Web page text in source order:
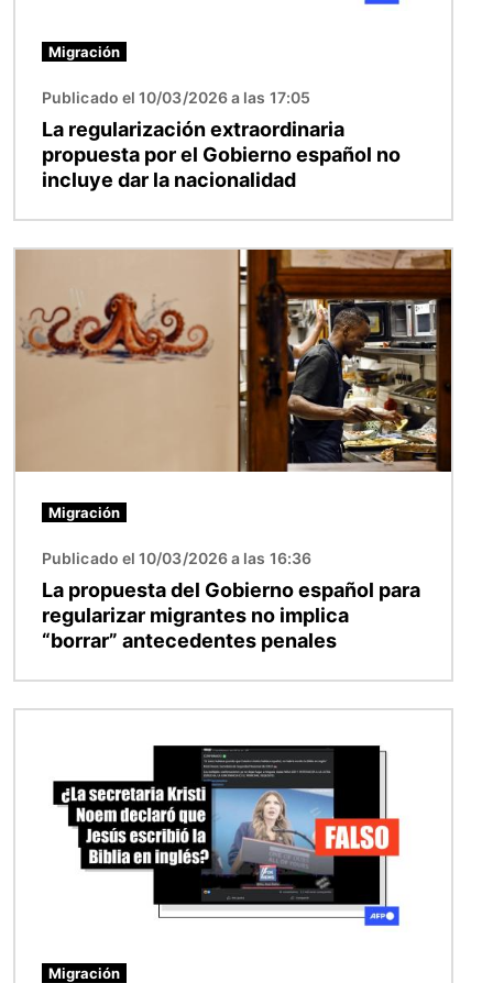
Migración
Publicado el 10/03/2026 a las 17:05
La regularización extraordinaria
propuesta por el Gobierno español no
incluye dar la nacionalidad
Migración
Publicado el 10/03/2026 a las 16:36
La propuesta del Gobierno español para
regularizar migrantes no implica
“borrar” antecedentes penales
Migración